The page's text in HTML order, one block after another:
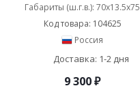
Габариты (ш.г.в.): 70x13.5x75
Код товара: 104625
Россия
Доставка: 1-2 дня
9 300₽